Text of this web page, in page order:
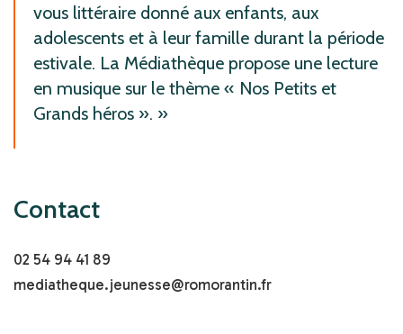
vous littéraire donné aux enfants, aux
adolescents et à leur famille durant la période
estivale. La Médiathèque propose une lecture
en musique sur le thème « Nos Petits et
Grands héros ».
Contact
02 54 94 41 89
mediatheque.jeunesse@romorantin.fr